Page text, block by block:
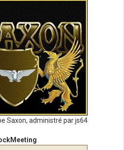
Saxon, administré par js64